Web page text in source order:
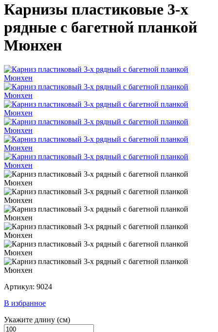
Карнизы пластиковые 3-х
рядные с багетной планкой
Мюнхен
Артикул: 9024
В избранное
Укажите длину (см)